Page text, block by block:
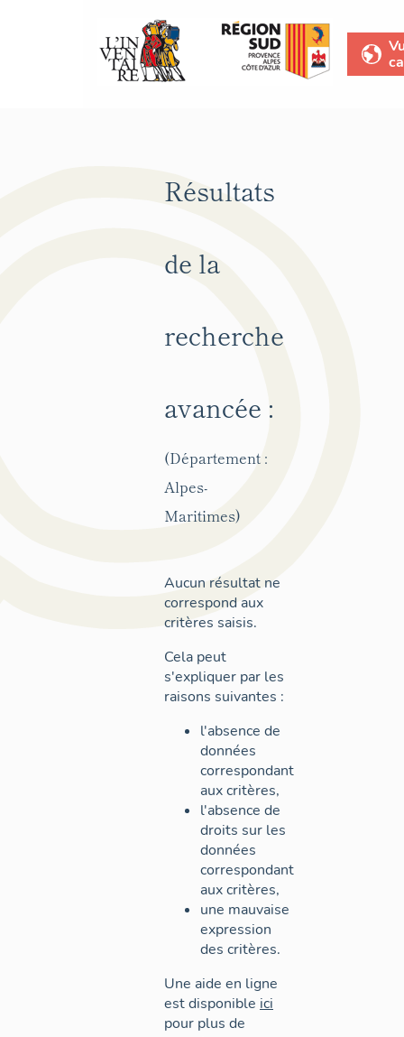
Résultats
de la
recherche
avancée :
(Département :
Alpes-
Maritimes)
Aucun résultat ne
correspond aux
critères saisis.
Cela peut
s'expliquer par les
raisons suivantes :
l'absence de
données
correspondant
aux critères,
l'absence de
droits sur les
données
correspondant
aux critères,
une mauvaise
expression
des critères.
Une aide en ligne
est disponible ici
pour plus de